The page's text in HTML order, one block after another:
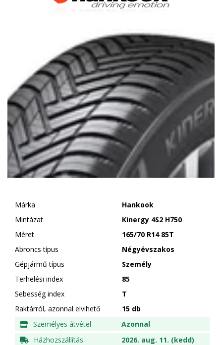
Márka
Hankook
Mintázat
Kinergy 4S2 H750
Méret
165/70 R14 85T
Abroncs típus
Négyévszakos
Gépjármű típus
Személy
Terhelési index
85
Sebesség index
T
Raktárról, azonnal elvihető
15 db
Személyes átvétel
Azonnal
Házhozszállítás
2026. aug. 11. (kedd)